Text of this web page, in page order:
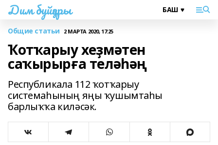
Дим буйҙары
Общие статьи 2 МАРТА 2020, 17:25
Ҡотҡарыу хеҙмәтен
саҡырырға теләһәң
Республикала 112 ҡотҡарыу
системаһының яңы ҡушымтаһы
барлыҡҡа киләсәк.